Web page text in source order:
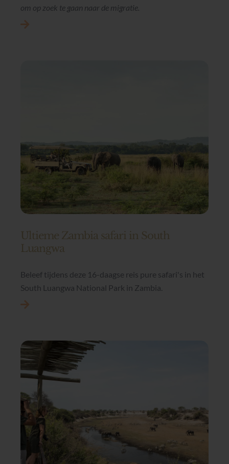
om op zoek te gaan naar de migratie.
Ultieme Zambia safari in South
Luangwa
Beleef tijdens deze 16-daagse reis pure safari's in het
South Luangwa National Park in Zambia.